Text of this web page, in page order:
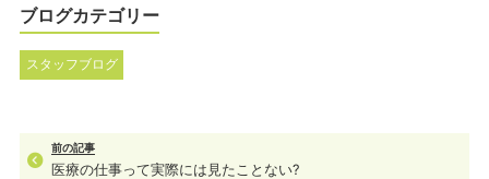
ブログカテゴリー
スタッフブログ
前の記事
医療の仕事って実際には見たことない?